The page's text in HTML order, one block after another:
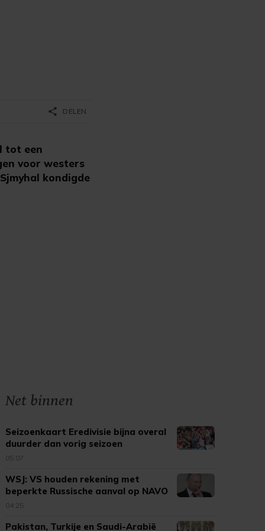
tot een
voor westers
kondigde
share DELEN
Net binnen
Seizoenkaart Eredivisie bijna overal
duurder dan vorig seizoen
05:07
WSJ: VS houden rekening met
beperkte Russische aanval op NAVO
04:25
Pakistan, Turkije en Saudi-Arabië